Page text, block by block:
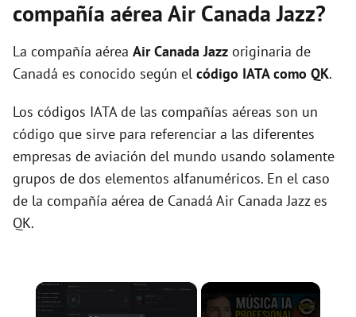
compañía aérea Air Canada Jazz?
La compañía aérea Air Canada Jazz originaria de
Canadá es conocido según el código IATA como QK.
Los códigos IATA de las compañías aéreas son un
código que sirve para referenciar a las diferentes
empresas de aviación del mundo usando solamente
grupos de dos elementos alfanuméricos. En el caso
de la compañía aérea de Canadá Air Canada Jazz es
QK.
×